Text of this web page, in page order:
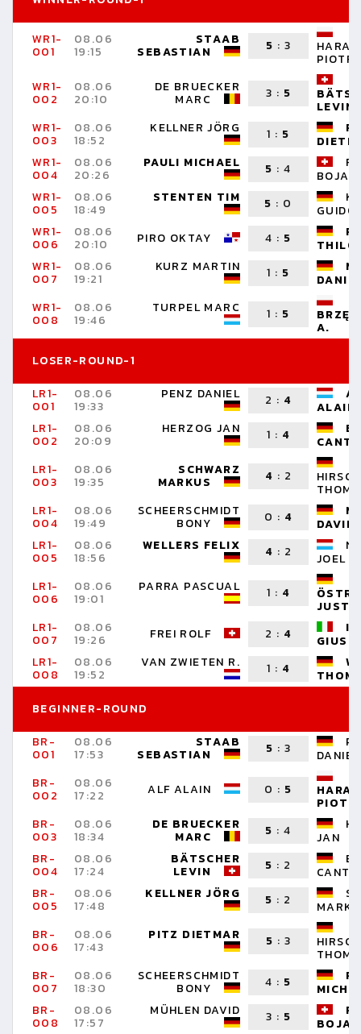
WR1-
001
08.06
19:15
STAAB
SEBASTIAN 5 : 3
PIOTR
WR1-
002
08.06
20:10
DE BRUECKER
MARC 3 : 5
LEVIN
WR1-
003
08.06
18:52
KELLNER JÖRG 1 : 5
WR1-
004
08.06
20:26
PAULI MICHAEL 5 :4
BOJAN
WR1-
005
08.06
18:49
STENTEN TIM 5 : 0
GUIDO
WR1-
006
08.06
20:10 PIRO OKTAY 4 : 5
THILO
WR1-
007
08.06
19:21
KURZ MARTIN 1 : 5
WR1-
008
08.06
19:46
TURPEL MARC 1 : 5
A.
LOSER-ROUND-1
LR1-
001
08.06
19:33
PENZ DANIEL 2 : 4
ALAIN
LR1-
002
08.06
20:09
HERZOG JAN 1 : 4
LR1-
003
08.06
19:35
SCHWARZ
MARKUS 4 : 2
LR1-
004
08.06
19:49
SCHEERSCHMIDT
BONY 0 : 4
DAVID
LR1-
005
08.06
18:56
WELLERS FELIX 4 : 2
JOEL
LR1-
006
08.06
19:01
PARRA PASCUAL 1 : 4
LR1-
007
08.06
19:26 FREI ROLF 2 : 4
LR1-
008
08.06
19:52
VAN ZWIETEN R. 1 : 4
BEGINNER-ROUND
BR-
001
08.06
17:53
STAAB
SEBASTIAN 5 : 3
DANIEL
BR-
002
08.06
17:22 ALF ALAIN 0 : 5
PIOTR
BR-
003
08.06
18:34
DE BRUECKER
MARC 5 :4
JAN
BR-
004
08.06
17:24
BÄTSCHER
LEVIN 5 : 2
BR-
005
08.06
17:48
KELLNER JÖRG 5 : 2
BR-
006
08.06
17:43
PITZ DIETMAR 5 : 3
BR-
007
08.06
18:30
SCHEERSCHMIDT
BONY 4 : 5
BR-
008
08.06
17:57
MÜHLEN DAVID 3 : 5
BOJAN